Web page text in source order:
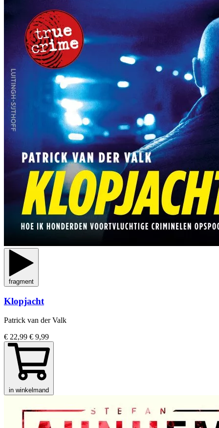
fragment
Klopjacht
Patrick van der Valk
€ 22,99 € 9,99
in winkelmand